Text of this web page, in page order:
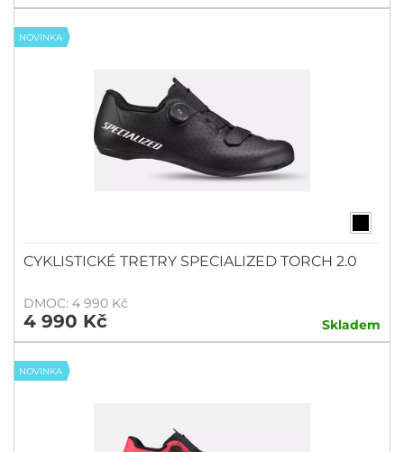
NOVINKA
CYKLISTICKÉ TRETRY SPECIALIZED TORCH 2.0
DMOC: 4 990 Kč
4 990 Kč Skladem
NOVINKA